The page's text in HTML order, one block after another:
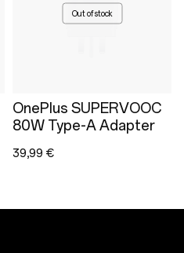
Out of stock
OnePlus SUPERVOOC
80W Type-A Adapter
39,99 €